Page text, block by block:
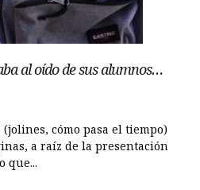
al oído de sus alumnos…
cómo pasa el tiempo)
a raíz de la presentación
que...